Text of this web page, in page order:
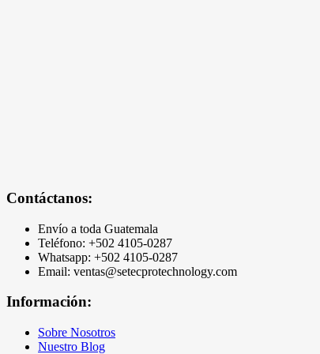
Contáctanos:
Envío a toda Guatemala
Teléfono: +502 4105-0287
Whatsapp: +502 4105-0287
Email: ventas@setecprotechnology.com
Información:
Sobre Nosotros
Nuestro Blog